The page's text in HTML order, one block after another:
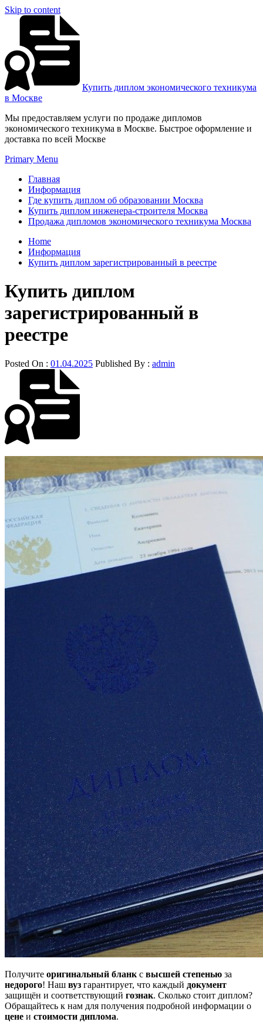
Skip to content
Купить диплом экономического техникума
в Москве
Мы предоставляем услуги по продаже дипломов
экономического техникума в Москве. Быстрое оформление и
доставка по всей Москве
Primary Menu
Главная
Информация
Где купить диплом об образовании Москва
Купить диплом инженера-строителя Москва
Продажа дипломов экономического техникума Москва
Home
Информация
Купить диплом зарегистрированный в реестре
Купить диплом
зарегистрированный в
реестре
Posted On : 01.04.2025 Published By : admin
Получите оригинальный бланк с высшей степенью за
недорого! Наш вуз гарантирует, что каждый документ
защищён и соответствующий гознак. Сколько стоит диплом?
Обращайтесь к нам для получения подробной информации о
цене и стоимости диплома.